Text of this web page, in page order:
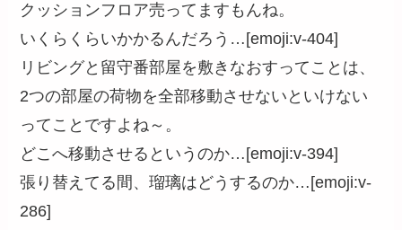
クッションフロア売ってますもんね。
いくらくらいかかるんだろう…[emoji:v-404]
リビングと留守番部屋を敷きなおすってことは、
2つの部屋の荷物を全部移動させないといけない
ってことですよね～。
どこへ移動させるというのか…[emoji:v-394]
張り替えてる間、瑠璃はどうするのか…[emoji:v-
286]